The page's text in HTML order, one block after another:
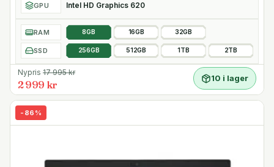
GPU Intel HD Graphics 620
RAM 8GB 16GB 32GB
SSD 256GB 512GB 1TB 2TB
Nypris 17 995kr
2 999 kr
10 i lager
- 86 %